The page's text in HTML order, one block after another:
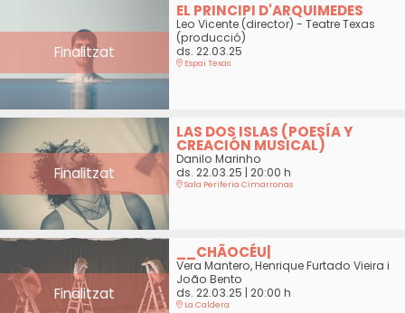
Finalitzat
EL PRINCIPI D'ARQUIMEDES
Leo Vicente (director) - Teatre Texas
(producció)
ds. 22.03.25
Espai Texas
Finalitzat
LAS DOS ISLAS (POESÍA Y
CREACIÓN MUSICAL)
Danilo Marinho
ds. 22.03.25 | 20:00 h
Sala Periferia Cimarronas
Finalitzat
__CHÃOCÉU|
Vera Mantero, Henrique Furtado Vieira i
João Bento
ds. 22.03.25 | 20:00 h
La Caldera